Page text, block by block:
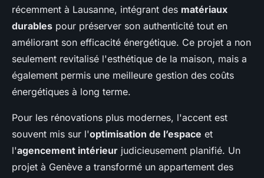
récemment à Lausanne, intégrant des matériaux
durables pour préserver son authenticité tout en
améliorant son efficacité énergétique. Ce projet a non
seulement revitalisé l'esthétique de la maison, mais a
également permis une meilleure gestion des coûts
énergétiques à long terme.
Pour les rénovations plus modernes, l'accent est
souvent mis sur l'optimisation de l’espace et
l'agencement intérieur judicieusement planifié. Un
projet à Genève a transformé un appartement des